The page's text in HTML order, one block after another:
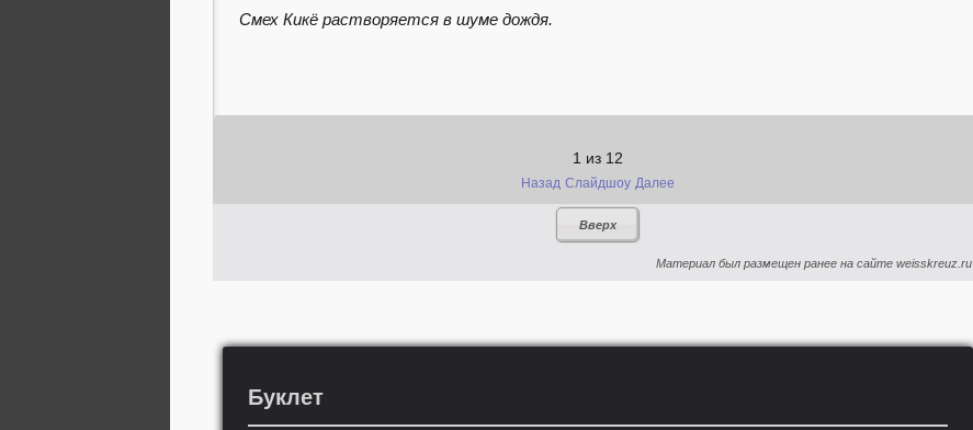
Смех Кикё растворяется в шуме дождя.
1 из 12
Назад Слайдшоу Далее
Вверх
Материал был размещен ранее на сайте weisskreuz.ru
Буклет